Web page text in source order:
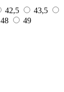
42,5
43,5
48
49